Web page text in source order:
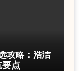
攻略：浩洁
要点